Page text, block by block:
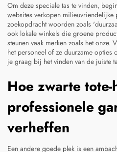
Om deze speciale tas te vinden,
websites verkopen
zoekopdracht woorden zoals
ook lokale winkels die groene
steunen vaak merken zoals het
het personeel of ze duurzame
je graag bij het vinden van de juiste
Hoe zwarte
professionele
verheffen
Een andere goede plek is een